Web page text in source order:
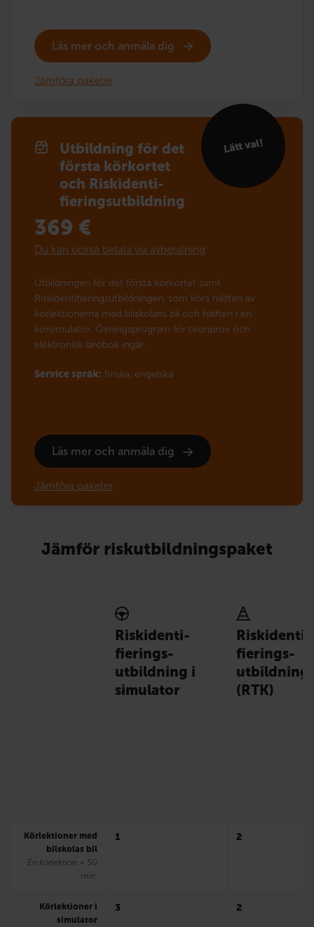
Läs mer och anmäla dig
Jämföra paketer
Utbildning för det
första körkortet
och Risk­identi­
fierings­utbildning
Lätt val!
369 €
Du kan också betala via avbetalning
Utbildningen för det första körkortet samt
Riskidentifieringsutbildningen, som körs hälften av
körlektionerna med bilskolans bil och hälften i en
körsimulator. Övningsprogram för teoriprov och
elektronisk lärobok ingår.
Service språk: finska, engelska
Läs mer och anmäla dig
Jämföra paketer
Jämför riskutbildningspaket
Risk­identi­
fierings­
utbildning i
simulator
Risk­identi­
fierings­
utbildning
(RTK)
Körlektioner med
bilskolas bil
En körlektion = 50
min.
1 2
Körlektioner i
simulator
3 2